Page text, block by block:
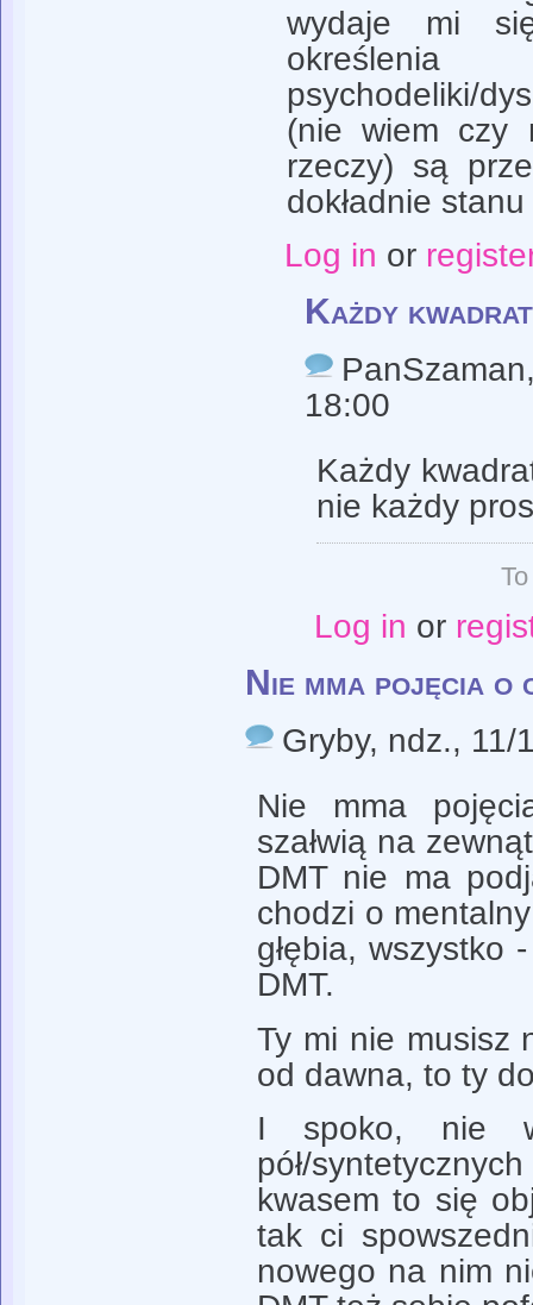
wydaje mi
określenia
psychodeliki/
(nie wiem czy
rzeczy) są
dokładnie
Log in or
Każdy
PanSzaman
18:00
Każdy
nie każdy
Log in or
Nie mma pojęcia o
Gryby, ndz., 11/
Nie mma
szałwią na
DMT nie ma
chodzi o
głębia, wszystko
DMT.
Ty mi nie musisz
od dawna, to ty
I spoko, nie
pół/
kwasem to się
tak ci
nowego na nim